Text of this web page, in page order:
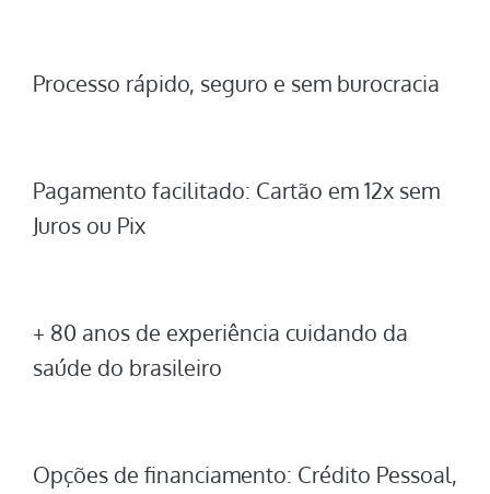
Processo rápido, seguro e sem burocracia
Pagamento facilitado: Cartão em 12x sem
Juros ou Pix
+ 80 anos de experiência cuidando da
saúde do brasileiro
Opções de financiamento: Crédito Pessoal,